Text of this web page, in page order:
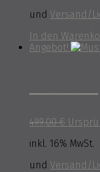
und Versand/
In den
Angebot!
499,00€
inkl. 16% MwSt.
und Versand/